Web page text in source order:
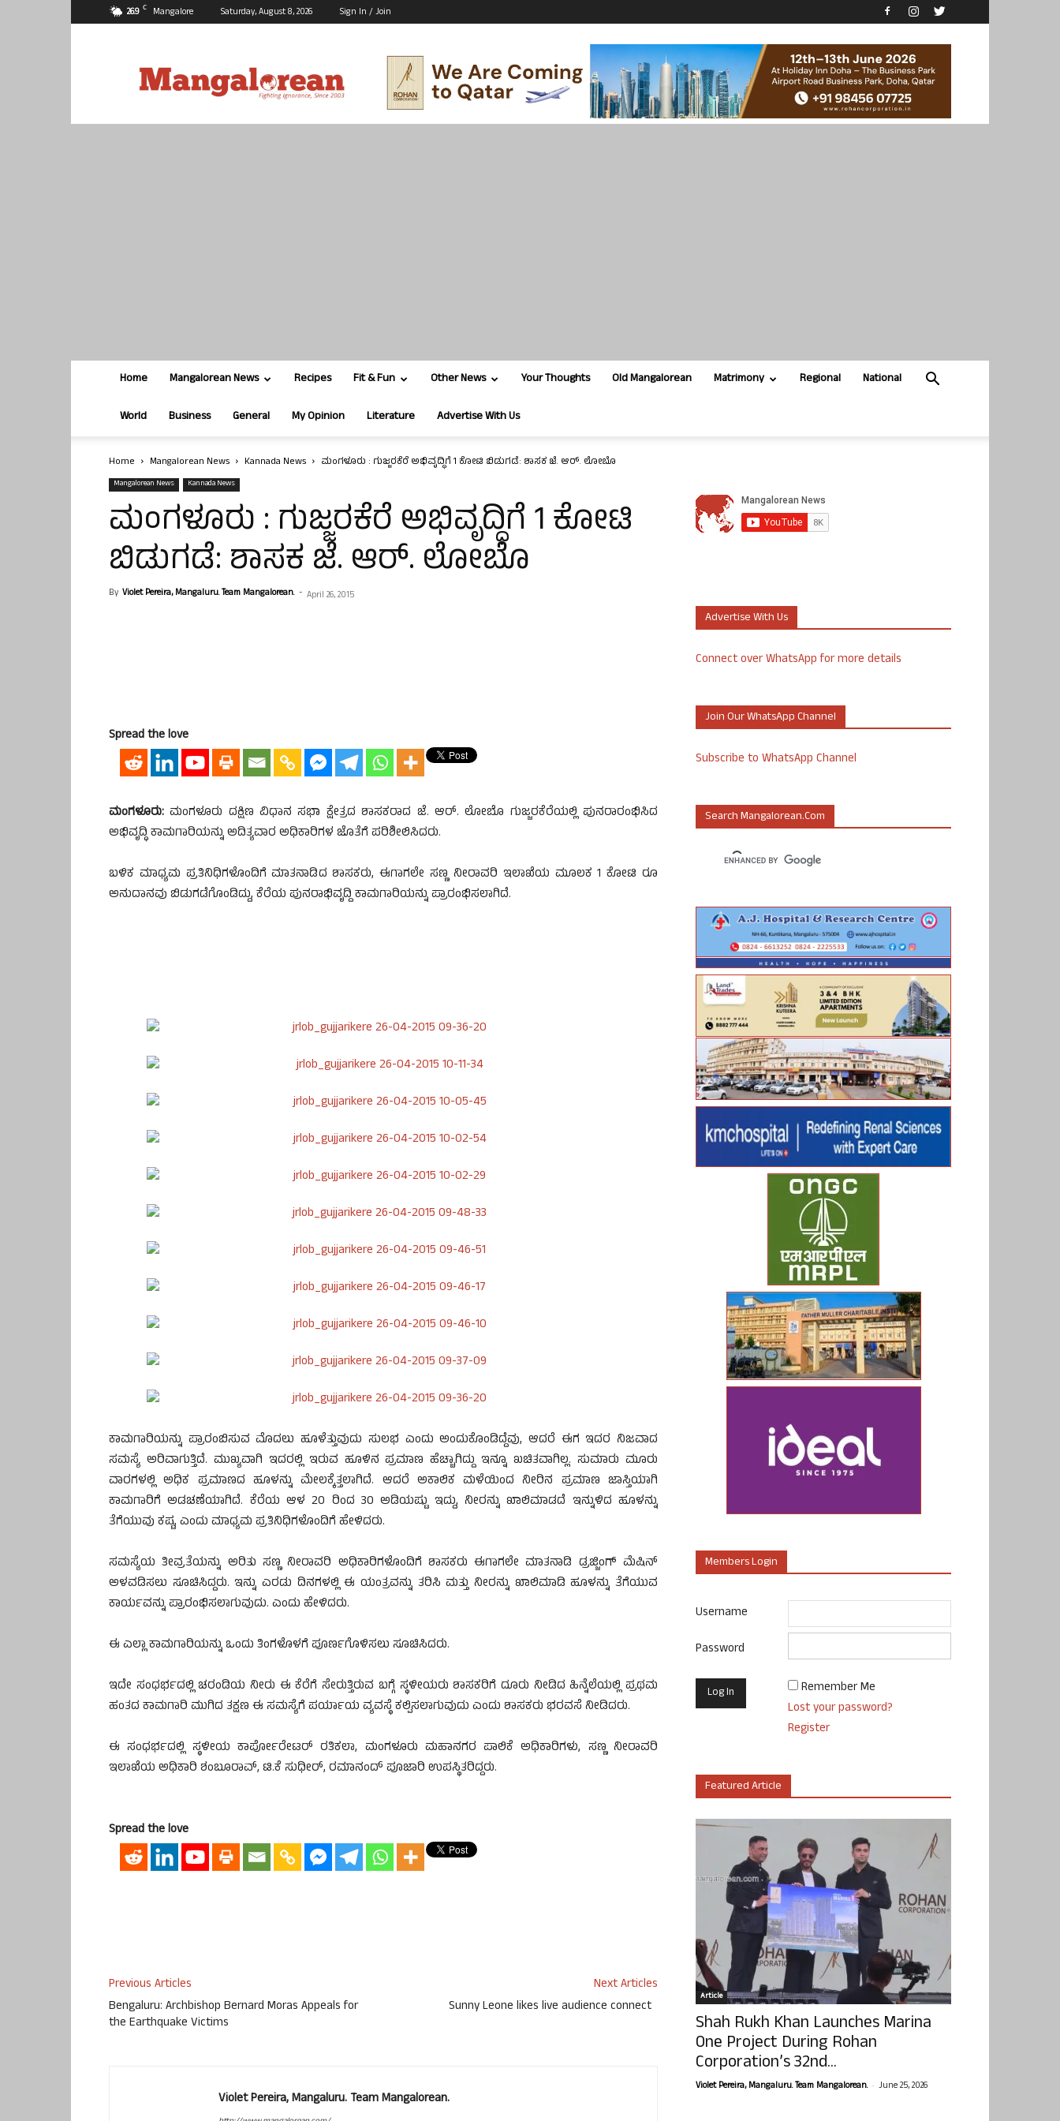
26.9 C Mangalore Saturday, August 8, 2026 Sign In / Join
Home Mangalorean News Recipes Fit & Fun Other News Your Thoughts Old Mangalorean Matrimony Regional National
World Business General My Opinion Literature Advertise With Us
Home Mangalorean News Kannada News ಮಂಗಳೂರು : ಗುಜ್ಜರಕೆರೆ ಅಭಿವೃದ್ಧಿಗೆ 1 ಕೋಟಿ ಬಿಡುಗಡೆ: ಶಾಸಕ ಜೆ. ಆರ್. ಲೋಬೊ
Mangalorean News Kannada News
ಮಂಗಳೂರು : ಗುಜ್ಜರಕೆರೆ ಅಭಿವೃದ್ಧಿಗೆ 1 ಕೋಟಿ
ಬಿಡುಗಡೆ: ಶಾಸಕ ಜೆ. ಆರ್. ಲೋಬೊ
By Violet Pereira, Mangaluru. Team Mangalorean. - April 26, 2015
Spread the love
ಮಂಗಳೂರು: ಮಂಗಳೂರು ದಕ್ಷಿಣ ವಿಧಾನ ಸಭಾ ಕ್ಷೇತ್ರದ ಶಾಸಕರಾದ ಜೆ. ಆರ್. ಲೋಬೊ ಗುಜ್ಜರಕೆರೆಯಲ್ಲಿ ಪುನರಾರಂಭಿಸಿದ
ಅಭಿವೃದ್ಧಿ ಕಾಮಗಾರಿಯನ್ನು ಅದಿತ್ಯವಾರ ಅಧಿಕಾರಿಗಳ ಜೊತೆಗೆ ಪರಿಶೀಲಿಸಿದರು.
ಬಳಿಕ ಮಾಧ್ಯಮ ಪ್ರತಿನಿಧಿಗಳೊಂದಿಗೆ ಮಾತನಾಡಿದ ಶಾಸಕರು, ಈಗಾಗಲೇ ಸಣ್ಣ ನೀರಾವರಿ ಇಲಾಖೆಯ ಮೂಲಕ 1 ಕೋಟಿ ರೂ
ಅನುದಾನವು ಬಿಡುಗಡೆಗೊಂಡಿದ್ದು, ಕೆರೆಯ ಪುನರಾಭಿವೃದ್ದಿ ಕಾಮಗಾರಿಯನ್ನು ಪ್ರಾರಂಭಿಸಲಾಗಿದೆ.
ಕಾಮಗಾರಿಯನ್ನು ಪ್ರಾರಂಬಿಸುವ ಮೊದಲು ಹೂಳೆತ್ತುವುದು ಸುಲಭ ಎಂದು ಅಂದುಕೊಂಡಿದ್ದೆವು, ಆದರೆ ಈಗ ಇದರ ನಿಜವಾದ
ಸಮಸ್ಯೆ ಅರಿವಾಗುತ್ತಿದೆ. ಮುಖ್ಯವಾಗಿ ಇದರಲ್ಲಿ ಇರುವ ಹೂಳಿನ ಪ್ರಮಾಣ ಹೆಚ್ಚಾಗಿದ್ದು ಇನ್ನೂ ಖಚಿತವಾಗಿಲ್ಲ. ಸುಮಾರು ಮೂರು
ವಾರಗಳಲ್ಲಿ ಅಧಿಕ ಪ್ರಮಾಣದ ಹೂಳನ್ನು ಮೇಲಕ್ಕೆತ್ತಲಾಗಿದೆ. ಆದರೆ ಅಕಾಲಿಕ ಮಳೆಯಿಂದ ನೀರಿನ ಪ್ರಮಾಣ ಜಾಸ್ತಿಯಾಗಿ
ಕಾಮಗಾರಿಗೆ ಅಡಚಣೆಯಾಗಿದೆ. ಕೆರೆಯ ಆಳ 20 ರಿಂದ 30 ಅಡಿಯಷ್ಟು ಇದ್ದು, ನೀರನ್ನು ಖಾಲಿಮಾಡದೆ ಇನ್ನುಳಿದ ಹೂಳನ್ನು
ತೆಗೆಯುವು ಕಷ್ಟ, ಎಂದು ಮಾಧ್ಯಮ ಪ್ರತಿನಿಧಿಗಳೊಂದಿಗೆ ಹೇಳಿದರು.
ಸಮಸ್ಯೆಯ ತೀವ್ರತೆಯನ್ನು ಅರಿತು ಸಣ್ಣ ನೀರಾವರಿ ಅಧಿಕಾರಿಗಳೊಂದಿಗೆ ಶಾಸಕರು ಈಗಾಗಲೇ ಮಾತನಾಡಿ ಡ್ರಜ್ಜಿಂಗ್ ಮೆಷಿನ್
ಅಳವಡಿಸಲು ಸೂಚಿಸಿದ್ದರು. ಇನ್ನು ಎರಡು ದಿನಗಳಲ್ಲಿ ಈ ಯಂತ್ರವನ್ನು ತರಿಸಿ ಮತ್ತು ನೀರನ್ನು ಖಾಲಿಮಾಡಿ ಹೂಳನ್ನು ತೆಗೆಯುವ
ಕಾರ್ಯವನ್ನು ಪ್ರಾರಂಭಿಸಲಾಗುವುದು. ಎಂದು ಹೇಳಿದರು.
ಈ ಎಲ್ಲಾ ಕಾಮಗಾರಿಯನ್ನು ಒಂದು ತಿಂಗಳೊಳಗೆ ಪೂರ್ಣಗೊಳಿಸಲು ಸೂಚಿಸಿದರು.
ಇದೇ ಸಂಧರ್ಭದಲ್ಲಿ ಚರಂಡಿಯ ನೀರು ಈ ಕೆರೆಗೆ ಸೇರುತ್ತಿರುವ ಬಗ್ಗೆ ಸ್ಥಳೀಯರು ಶಾಸಕರಿಗೆ ದೂರು ನೀಡಿದ ಹಿನ್ನೆಲೆಯಲ್ಲಿ ಪ್ರಥಮ
ಹಂತದ ಕಾಮಗಾರಿ ಮುಗಿದ ತಕ್ಷಣ ಈ ಸಮಸ್ಯೆಗೆ ಪರ್ಯಾಯ ವ್ಯವಸ್ಥೆ ಕಲ್ಪಿಸಲಾಗುವುದು ಎಂದು ಶಾಸಕರು ಭರವಸೆ ನೀಡಿದರು.
ಈ ಸಂಧರ್ಭದಲ್ಲಿ ಸ್ಥಳೀಯ ಕಾರ್ಪೋರೇಟರ್ ರತಿಕಲಾ, ಮಂಗಳೂರು ಮಹಾನಗರ ಪಾಲಿಕೆ ಅಧಿಕಾರಿಗಳು, ಸಣ್ಣ ನೀರಾವರಿ
ಇಲಾಖೆಯ ಅಧಿಕಾರಿ ಶಂಬೂರಾವ್, ಟಿ.ಕೆ ಸುಧೀರ್, ರಮಾನಂದ್ ಪೂಜಾರಿ ಉಪಸ್ಥಿತರಿದ್ದರು.
Spread the love
Previous Articles
Bengaluru: Archbishop Bernard Moras Appeals for
the Earthquake Victims
Next Articles
Sunny Leone likes live audience connect
Violet Pereira, Mangaluru. Team Mangalorean.
Advertise With Us
Connect over WhatsApp for more details
Join Our WhatsApp Channel
Subscribe to WhatsApp Channel
Search Mangalorean.com
Members Login
Username
Password
Remember Me
Lost your password?
Register
Featured Article
Article
Shah Rukh Khan Launches Marina
One Project During Rohan
Corporation’s 32nd...
Violet Pereira, Mangaluru. Team Mangalorean. - June 25, 2026